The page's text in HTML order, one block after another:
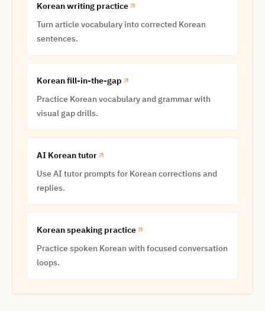
Korean writing practice
Turn article vocabulary into corrected Korean
sentences.
Korean fill-in-the-gap
Practice Korean vocabulary and grammar with
visual gap drills.
AI Korean tutor
Use AI tutor prompts for Korean corrections and
replies.
Korean speaking practice
Practice spoken Korean with focused conversation
loops.